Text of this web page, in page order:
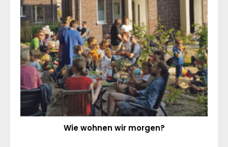
Wie wohnen wir morgen?